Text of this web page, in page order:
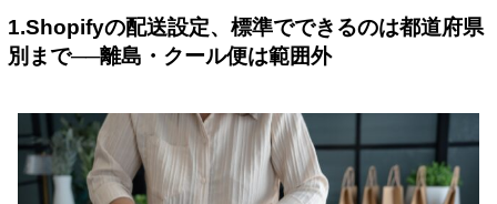
1.Shopifyの配送設定、標準でできるのは都道府県
別まで──離島・クール便は範囲外